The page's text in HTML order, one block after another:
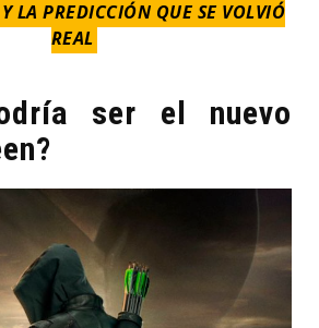
LA PREDICCIÓN QUE SE VOLVIÓ
REAL
ser el nuevo